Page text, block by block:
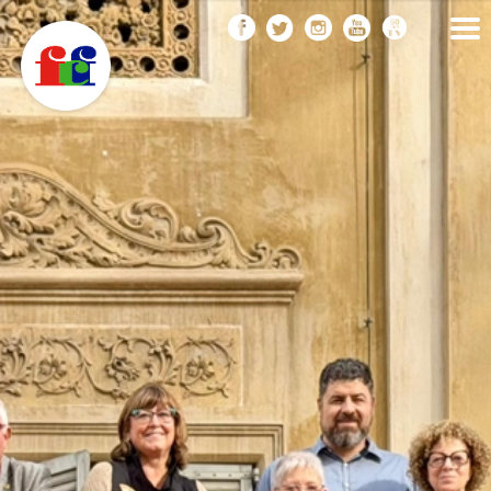
Vés
al
contingut
FEDERACIÓ CATALANA
DE FOTOGRAFIA
F
C
F